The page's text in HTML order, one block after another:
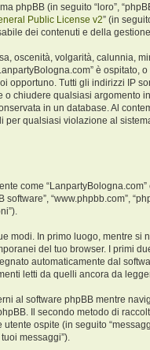
phpBB (in seguito “loro”,
Public License v2” (in
dei contenuti e della
oscenità, volgarità, calunnia,
è
opportuno. Tutti gli indirizzi IP
o chiudere qualsiasi argomento
in un database. Al
per qualsiasi violazione al
come
software”, “www.phpbb.com”,
modi. In primo luogo, mentre
del tuo browser. I primi
automaticamente dal
letti da quelli ancora da
al software phpBB mentre
Il secondo metodo di
ospite (in seguito
messaggi”).